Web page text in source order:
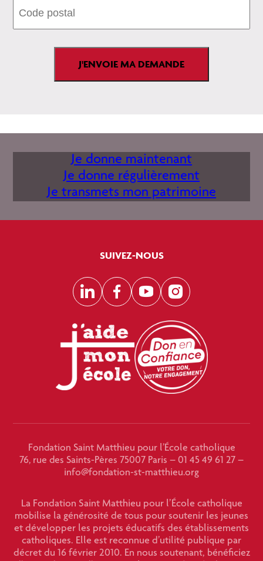
Je donne maintenant
Je donne régulièrement
Je transmets mon patrimoine
SUIVEZ-NOUS
LinkedInFacebook
YouTubeInstagram
Fondation Saint Matthieu pour l’École catholique
76, rue des Saints-Pères 75007 Paris – 01 45 49 61 27 –
info@fondation-st-matthieu.org
La Fondation Saint Matthieu pour l’École catholique
mobilise la générosité de tous pour soutenir les jeunes
et développer les projets éducatifs des établissements
catholiques. Elle est reconnue d’utilité publique par
décret du 16 février 2010. En nous soutenant, bénéficiez